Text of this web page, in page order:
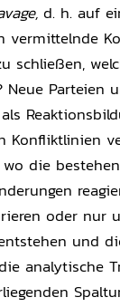
d. h. auf
vermittelnde
schließen,
Neue Parteien
Konfliktlinien
die
oder nur
und
analytische